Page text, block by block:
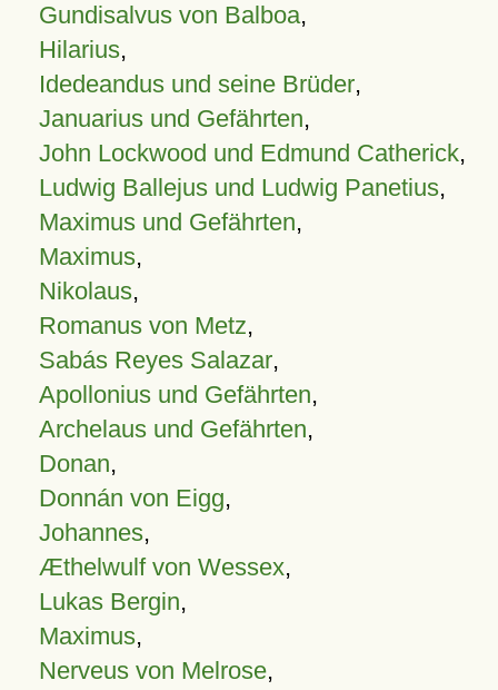
Gundisalvus von Balboa,
Hilarius,
Idedeandus und seine Brüder,
Januarius und Gefährten,
John Lockwood und Edmund Catherick,
Ludwig Ballejus und Ludwig Panetius,
Maximus und Gefährten,
Maximus,
Nikolaus,
Romanus von Metz,
Sabás Reyes Salazar,
Apollonius und Gefährten,
Archelaus und Gefährten,
Donan,
Donnán von Eigg,
Johannes,
Æthelwulf von Wessex,
Lukas Bergin,
Maximus,
Nerveus von Melrose,